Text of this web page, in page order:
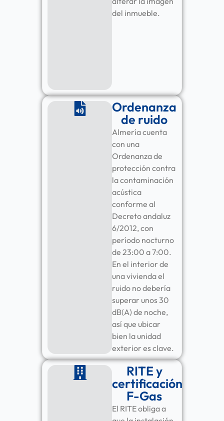
del inmueble.
Ordenanza
de ruido
Almería cuenta
con una
Ordenanza de
protección contra
la contaminación
acústica
conforme al
Decreto andaluz
6/2012, con
período nocturno
de 23:00 a 7:00.
En el interior de
una vivienda el
ruido no debería
superar unos 30
dB(A) de noche,
así que ubicar
bien la unidad
exterior es clave.
RITE y
certificación
F-Gas
El RITE obliga a